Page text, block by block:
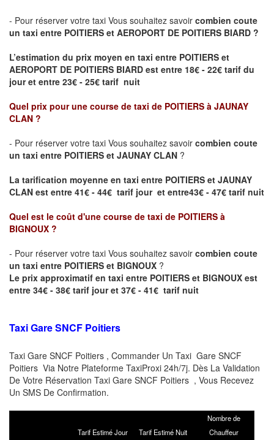
- Pour réserver votre taxi Vous souhaitez savoir combien coute
un taxi entre POITIERS et AEROPORT DE POITIERS BIARD ?
L’estimation du prix moyen en taxi entre POITIERS et
AEROPORT DE POITIERS BIARD est entre 18€ - 22€ tarif du
jour et entre 23€ - 25€ tarif nuit
Quel prix pour une course de taxi de POITIERS à JAUNAY
CLAN ?
- Pour réserver votre taxi Vous souhaitez savoir combien coute
un taxi entre POITIERS et JAUNAY CLAN ?
La tarification moyenne en taxi entre POITIERS et JAUNAY
CLAN est entre 41€ - 44€ tarif jour et entre43€ - 47€ tarif nuit
Quel est le coût d'une course de taxi de POITIERS à
BIGNOUX ?
- Pour réserver votre taxi Vous souhaitez savoir combien coute
un taxi entre POITIERS et BIGNOUX ?
Le prix approximatif en taxi entre POITIERS et BIGNOUX est
entre 34€ - 38€ tarif jour et 37€ - 41€ tarif nuit
Taxi Gare SNCF Poitiers
Taxi Gare SNCF Poitiers , Commander Un Taxi Gare SNCF
Poitiers Via Notre Plateforme TaxiProxi 24h/7j. Dès La Validation
De Votre Réservation Taxi Gare SNCF Poitiers , Vous Recevez
Un SMS De Confirmation.
Tarif Estimé Jour Tarif Estimé Nuit
Nombre de
Chauffeur